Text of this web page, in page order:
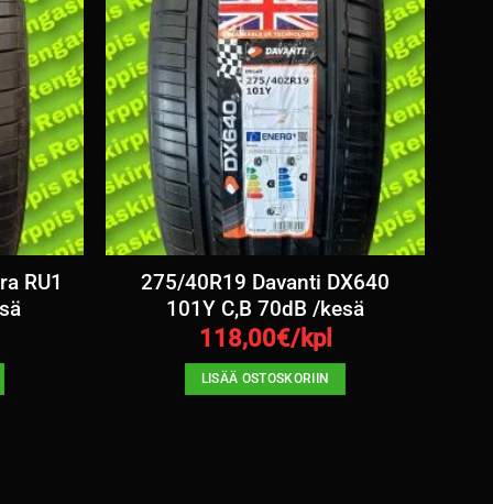
RU1
275/40R19 Davanti DX640
101Y C,B 70dB /kesä
118,00€/kpl
LISÄÄ OSTOSKORIIN